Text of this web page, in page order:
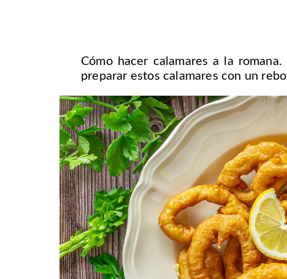
Cómo hacer calamares a la
preparar estos calamares con un